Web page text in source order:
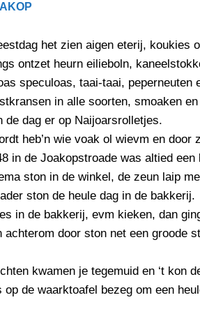
FLYER
INZENDENS
PERSBERICHT
INZENDENS
JURYRAPPORT
PERSBERICHT
SCHRIEFWEDSTRIED
FLYER
PAZZIPANTEN
het zien aigen eterij, koukies
ontzet heurn eilieboln,
speculoas, taai-taai, peperneuten
in alle soorten, smoaken
de dag er op Naijoarsrolletjes.
heb’n wie voak ol wievm en door
in de Joakopstroade was altied
ston in de winkel, de zeun laip
ston de heule dag in de bakkerij.
in de bakkerij, evm kieken, dan
achterom door ston net een groode
kwamen je tegemuid en ‘t kon
op de waarktoafel bezeg om een